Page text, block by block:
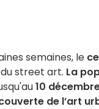
semaines, le
street art. La
10
de l’art